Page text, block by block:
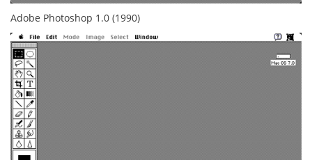
Adobe Photoshop 1.0 (1990)